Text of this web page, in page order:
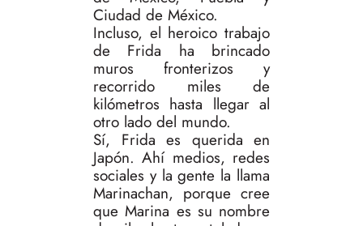
Ciudad de México.
Incluso, el heroico trabajo
de Frida ha brincado
muros fronterizos y
recorrido miles de
kilómetros hasta llegar al
otro lado del mundo.
Sí, Frida es querida en
Japón. Ahí medios, redes
sociales y la gente la llama
Marinachan, porque cree
que Marina es su nombre